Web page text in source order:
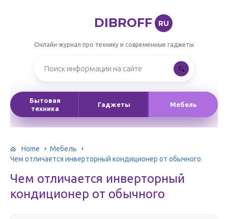
DIBROFF RU
Онлайн-журнал про технику и современные гаджеты
Бытовая
техника
Гаджеты Мебель
Home
Мебель
Чем отличается инверторный кондиционер от обычного
Чем отличается инверторный
кондиционер от обычного